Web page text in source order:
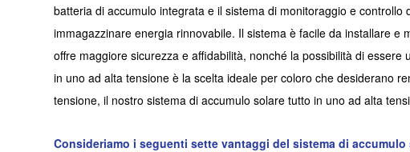
batteria di accumulo integrata e il sistema di monitoraggio e
immagazzinare energia rinnovabile. Il sistema è facile da installare
offre maggiore sicurezza e affidabilità, nonché la possibilità di
in uno ad alta tensione è la scelta ideale per coloro che desiderano
tensione, il nostro sistema di accumulo solare tutto in uno ad alta
Consideriamo i seguenti sette vantaggi del sistema di